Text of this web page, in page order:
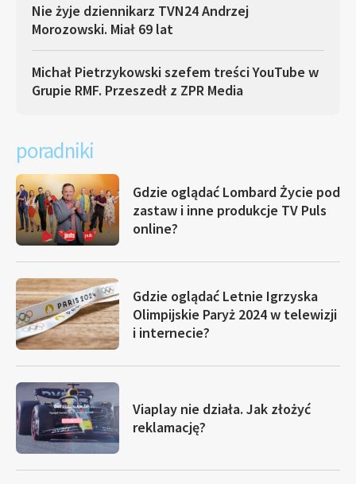
Nie żyje dziennikarz TVN24 Andrzej
Morozowski. Miał 69 lat
Michał Pietrzykowski szefem treści YouTube w
Grupie RMF. Przeszedł z ZPR Media
poradniki
Gdzie oglądać Lombard Życie pod
zastaw i inne produkcje TV Puls
online?
Gdzie oglądać Letnie Igrzyska
Olimpijskie Paryż 2024 w telewizji
i internecie?
Viaplay nie działa. Jak złożyć
reklamację?